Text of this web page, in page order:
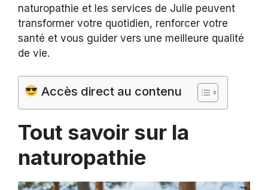
naturopathie et les services de Julie peuvent
transformer votre quotidien, renforcer votre
santé et vous guider vers une meilleure qualité
de vie.
Accès direct au contenu
Tout savoir sur la
naturopathie